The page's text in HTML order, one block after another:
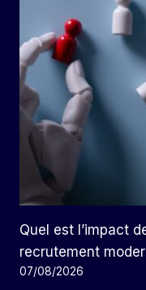
Quel est l’impact
recrutement
07/08/2026